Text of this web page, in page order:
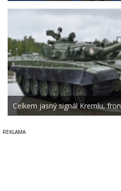
Celkem jasný signál Kremlu,